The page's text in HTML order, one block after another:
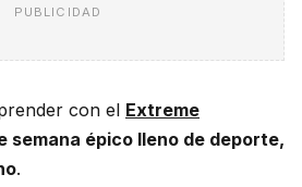
PUBLICIDAD
con el Extreme
semana épico lleno de deporte,
.